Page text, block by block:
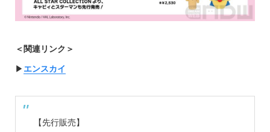
＜関連リンク＞
▶︎ エンスカイ
【先行販売】